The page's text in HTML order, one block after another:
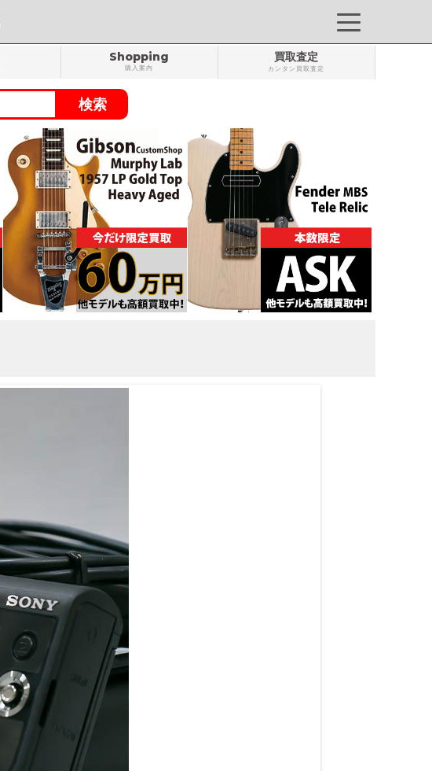
Shopping
購入案内
買取査定
カンタン買取査定